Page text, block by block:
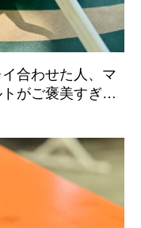
合わせた人、マ
がご褒美すぎた